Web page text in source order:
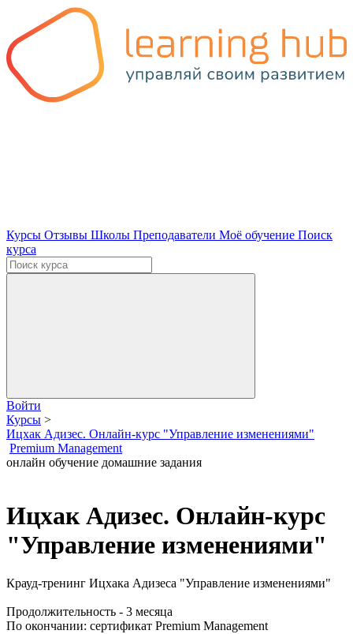
Курсы Отзывы Школы Преподаватели Моё обучение Поиск
курса
Войти
Курсы >
Ицхак Адизес. Онлайн-курс "Управление изменениями"
Premium Management
онлайн обучение домашние задания
Ицхак Адизес. Онлайн-курс
"Управление изменениями"
Крауд-тренинг Ицхака Адизеса "Управление изменениями"
Продолжительность - 3 месяца
По окончании: сертификат Premium Management